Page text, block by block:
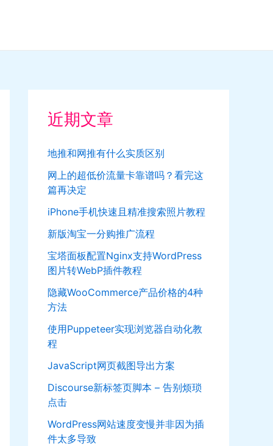
近期文章
地推和网推有什么实质区别
网上的超低价流量卡靠谱吗？看完这
篇再决定
iPhone手机快速且精准搜索照片教程
新版淘宝一分购推广流程
宝塔面板配置Nginx支持WordPress
图片转WebP插件教程
隐藏WooCommerce产品价格的4种
方法
使用Puppeteer实现浏览器自动化教
程
JavaScript网页截图导出方案
Discourse新标签页脚本 – 告别烦琐
点击
WordPress网站速度变慢并非因为插
件太多导致